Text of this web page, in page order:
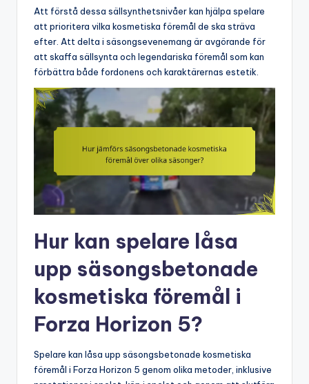
Att förstå dessa sällsynthetsnivåer kan hjälpa spelare
att prioritera vilka kosmetiska föremål de ska sträva
efter. Att delta i säsongsevenemang är avgörande för
att skaffa sällsynta och legendariska föremål som kan
förbättra både fordonens och karaktärernas estetik.
Hur kan spelare låsa
upp säsongsbetonade
kosmetiska föremål i
Forza Horizon 5?
Spelare kan låsa upp säsongsbetonade kosmetiska
föremål i Forza Horizon 5 genom olika metoder, inklusive